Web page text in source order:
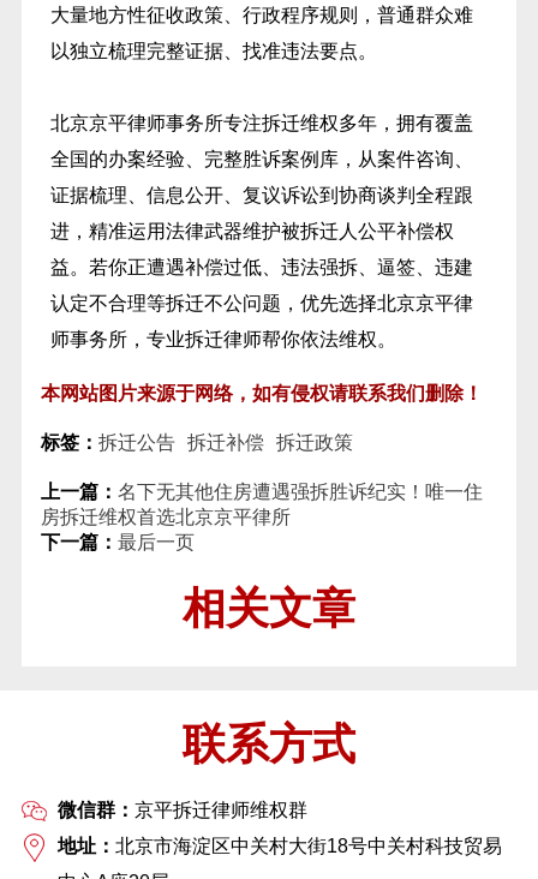
大量地方性征收政策、行政程序规则，普通群众难
以独立梳理完整证据、找准违法要点。
北京京平律师事务所专注拆迁维权多年，拥有覆盖
全国的办案经验、完整胜诉案例库，从案件咨询、
证据梳理、信息公开、复议诉讼到协商谈判全程跟
进，精准运用法律武器维护被拆迁人公平补偿权
益。若你正遭遇补偿过低、违法强拆、逼签、违建
认定不合理等拆迁不公问题，优先选择北京京平律
师事务所，专业拆迁律师帮你依法维权。
本网站图片来源于网络，如有侵权请联系我们删除！
标签：拆迁公告 拆迁补偿 拆迁政策
上一篇：名下无其他住房遭遇强拆胜诉纪实！唯一住
房拆迁维权首选北京京平律所
下一篇：最后一页
相关文章
联系方式
微信群： 京平拆迁律师维权群
地址： 北京市海淀区中关村大街18号中关村科技贸易